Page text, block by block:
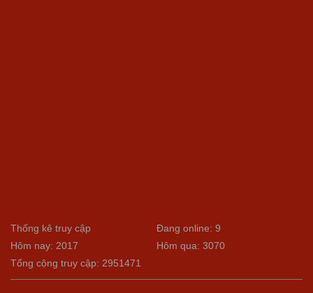
Thống kê truy cập
Đang online: 9
Hôm nay: 2017
Hôm qua: 3070
Tổng cộng truy cập: 2951471